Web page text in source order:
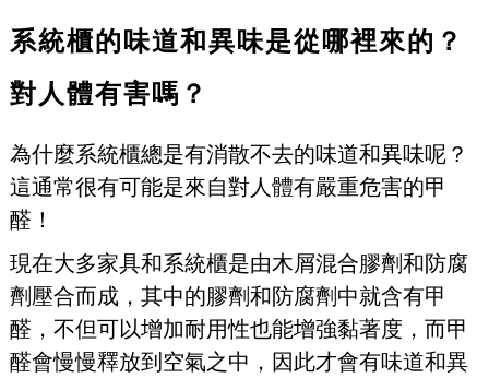
系統櫃的味道和異味是從哪裡來的？
對人體有害嗎？
為什麼系統櫃總是有消散不去的味道和異味呢？
這通常很有可能是來自對人體有嚴重危害的甲
醛！
現在大多家具和系統櫃是由木屑混合膠劑和防腐
劑壓合而成，其中的膠劑和防腐劑中就含有甲
醛，不但可以增加耐用性也能增強黏著度，而甲
醛會慢慢釋放到空氣之中，因此才會有味道和異